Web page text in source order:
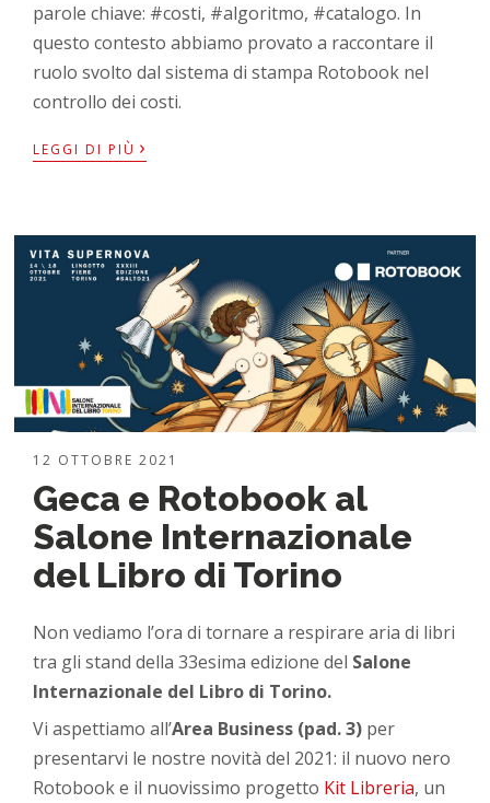
parole chiave: #costi, #algoritmo, #catalogo. In
questo contesto abbiamo provato a raccontare il
ruolo svolto dal sistema di stampa Rotobook nel
controllo dei costi.
LEGGI DI PIÙ ›
12 OTTOBRE 2021
Geca e Rotobook al
Salone Internazionale
del Libro di Torino
Non vediamo l’ora di tornare a respirare aria di libri
tra gli stand della 33esima edizione del Salone
Internazionale del Libro di Torino.
Vi aspettiamo all’Area Business (pad. 3) per
presentarvi le nostre novità del 2021: il nuovo nero
Rotobook e il nuovissimo progetto Kit Libreria, un